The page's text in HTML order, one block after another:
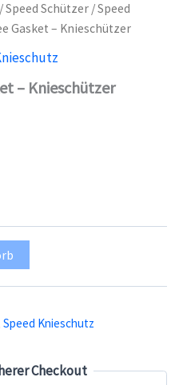
/Speed Schützer /Speed
Gasket – Knieschützer
– Knieschützer
Speed Knieschutz
Checkout